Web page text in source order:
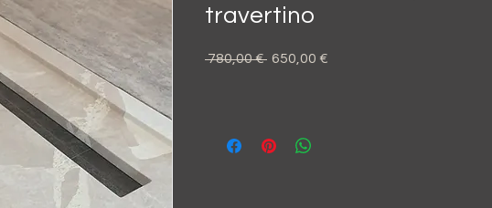
travertino
780,00 € Precio
650,00 €